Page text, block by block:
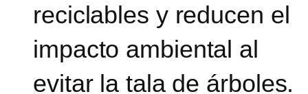
reciclables y reducen el
impacto ambiental al
evitar la tala de árboles.